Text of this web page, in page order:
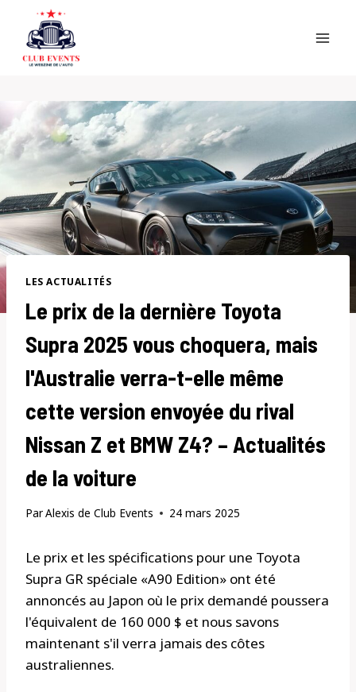
content
LES ACTUALITÉS
Le prix de la dernière Toyota
Supra 2025 vous choquera, mais
l'Australie verra-t-elle même
cette version envoyée du rival
Nissan Z et BMW Z4? – Actualités
de la voiture
ParAlexis de Club Events 24 mars 2025
Le prix et les spécifications pour une Toyota
Supra GR spéciale «A90 Edition» ont été
annoncés au Japon où le prix demandé poussera
l'équivalent de 160 000 $ et nous savons
maintenant s'il verra jamais des côtes
australiennes.